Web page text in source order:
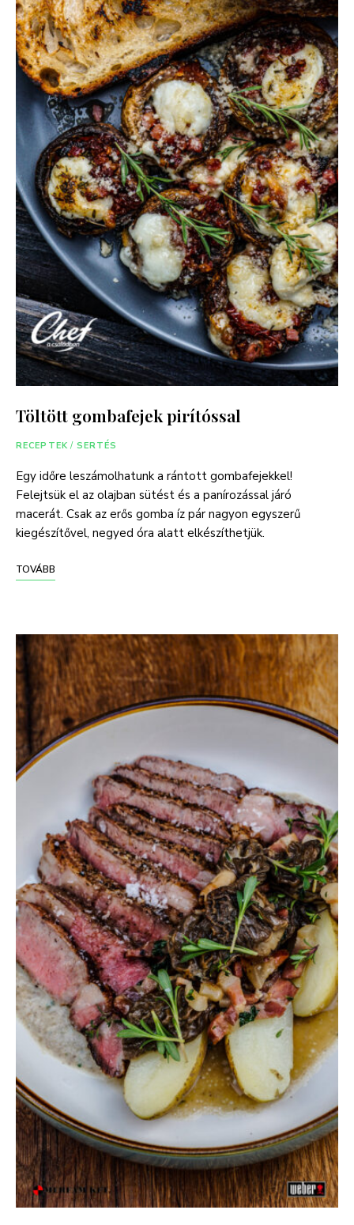
Töltött gombafejek pirítóssal
RECEPTEK / SERTÉS
Egy időre leszámolhatunk a rántott gombafejekkel!
Felejtsük el az olajban sütést és a panírozással járó
macerát. Csak az erős gomba íz pár nagyon egyszerű
kiegészítővel, negyed óra alatt elkészíthetjük.
TOVÁBB